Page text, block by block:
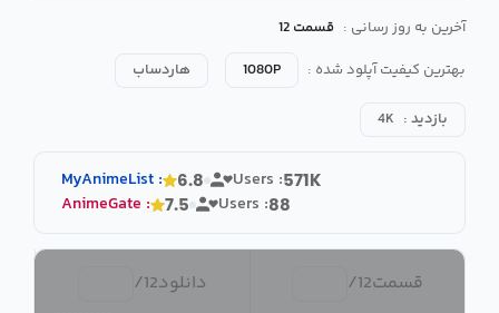
آخرین به روز رسانی : قسمت 12
بهترین کیفیت آپلود شده :
1080P هاردساب
بازدید : 4K
MyAnimeList : 6.8 Users :571K
AnimeGate : 7.5 Users :88
قسمت12
/ دانلود12
/